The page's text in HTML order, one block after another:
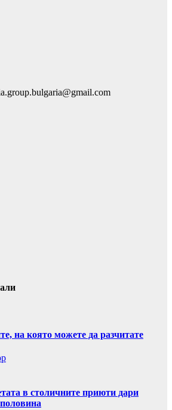
на която можете да разчитате
в столичните приюти дари